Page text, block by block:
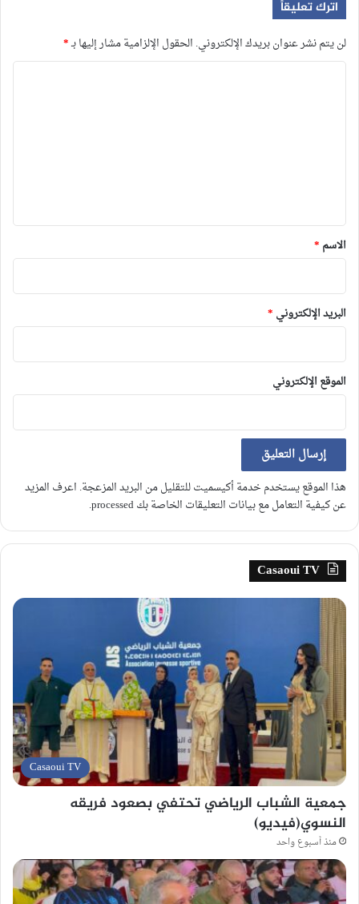
اترك تعليقاً
لن يتم نشر عنوان بريدك الإلكتروني. الحقول الإلزامية مشار إليها بـ*
*
الاسم *
البريد الإلكتروني *
الموقع الإلكتروني
هذا الموقع يستخدم خدمة أكيسميت للتقليل من البريد المزعجة. اعرف المزيد
عن كيفية التعامل مع بيانات التعليقات الخاصة بك processed
.
Casaoui TV
Casaoui TV
جمعية الشباب الرياضي تحتفي بصعود فريقه
النسوي(فيديو)
منذ أسبوع واحد